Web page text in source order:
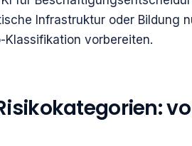
Infrastruktur oder Bildung
Klassifikation vorbereiten.